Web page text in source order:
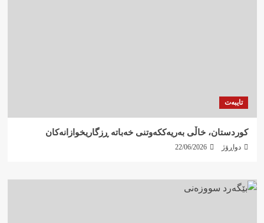
تایبەت
کوردستان، خاڵی بەریەککەوتنی خەباتە ڕزگاریخوازانەکان
دواڕۆژ 22/06/2026